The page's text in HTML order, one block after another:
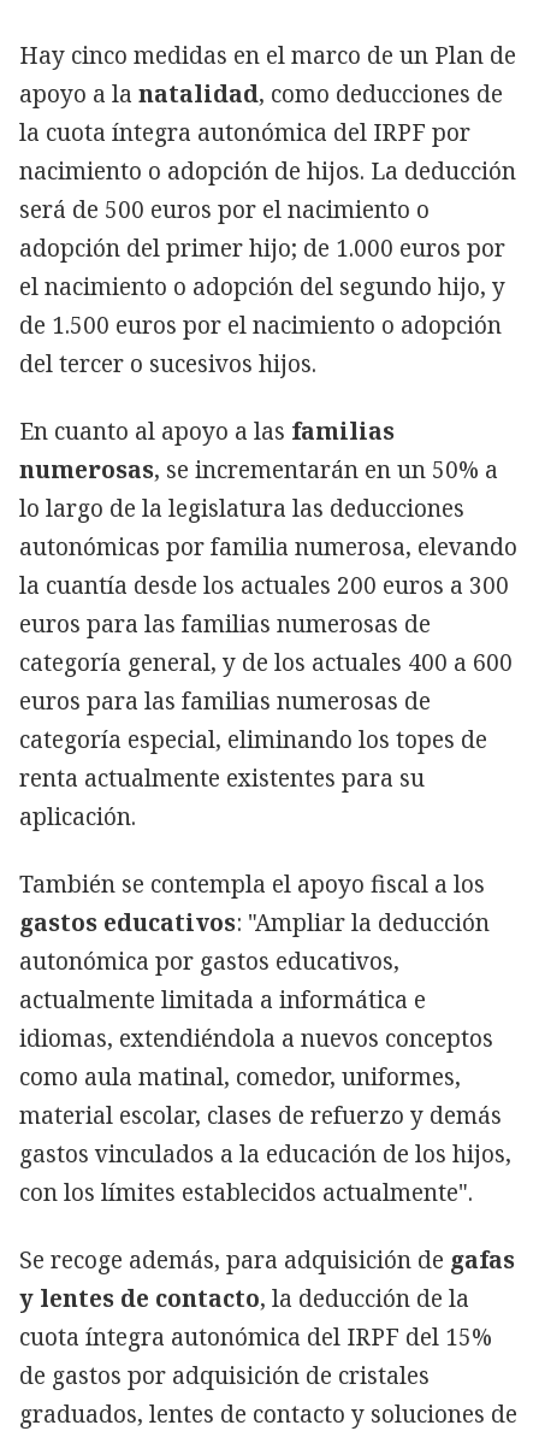
Hay cinco medidas en el marco de un Plan de
apoyo a la natalidad, como deducciones de
la cuota íntegra autonómica del IRPF por
nacimiento o adopción de hijos. La deducción
será de 500 euros por el nacimiento o
adopción del primer hijo; de 1.000 euros por
el nacimiento o adopción del segundo hijo, y
de 1.500 euros por el nacimiento o adopción
del tercer o sucesivos hijos.
En cuanto al apoyo a las familias
numerosas, se incrementarán en un 50% a
lo largo de la legislatura las deducciones
autonómicas por familia numerosa, elevando
la cuantía desde los actuales 200 euros a 300
euros para las familias numerosas de
categoría general, y de los actuales 400 a 600
euros para las familias numerosas de
categoría especial, eliminando los topes de
renta actualmente existentes para su
aplicación.
También se contempla el apoyo fiscal a los
gastos educativos: "Ampliar la deducción
autonómica por gastos educativos,
actualmente limitada a informática e
idiomas, extendiéndola a nuevos conceptos
como aula matinal, comedor, uniformes,
material escolar, clases de refuerzo y demás
gastos vinculados a la educación de los hijos,
con los límites establecidos actualmente".
Se recoge además, para adquisición de gafas
y lentes de contacto, la deducción de la
cuota íntegra autonómica del IRPF del 15%
de gastos por adquisición de cristales
graduados, lentes de contacto y soluciones de